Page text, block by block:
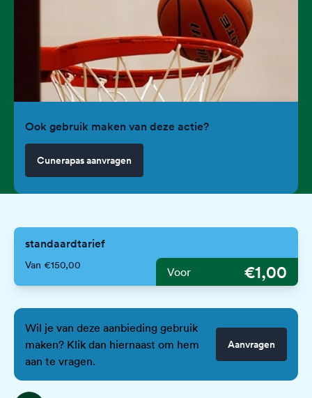
Ook gebruik maken van deze actie?
Cunerapas aanvragen
standaardtarief
Van €150,00 Voor €1,00
Wil je van deze aanbieding gebruik
maken? Klik dan hiernaast om hem
aan te vragen.
Aanvragen